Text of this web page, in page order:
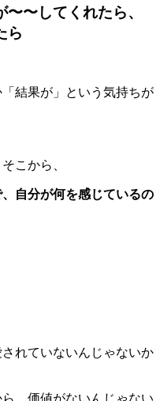
〜してくれたら、
ら
結果が」という気持ちが
こから、
自分が何を感じているの
れていないんじゃないか